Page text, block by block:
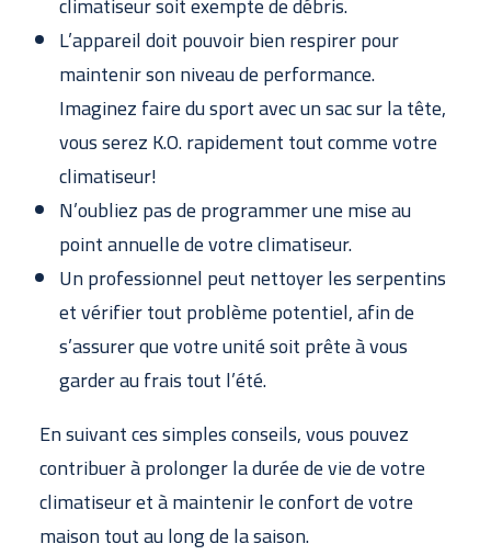
L’appareil doit pouvoir bien respirer pour
maintenir son niveau de performance.
Imaginez faire du sport avec un sac sur la tête,
vous serez K.O. rapidement tout comme votre
climatiseur!
N’oubliez pas de programmer une mise au
point annuelle de votre climatiseur.
Un professionnel peut nettoyer les serpentins
et vérifier tout problème potentiel, afin de
s’assurer que votre unité soit prête à vous
garder au frais tout l’été.
En suivant ces simples conseils, vous pouvez
contribuer à prolonger la durée de vie de votre
climatiseur et à maintenir le confort de votre
maison tout au long de la saison.